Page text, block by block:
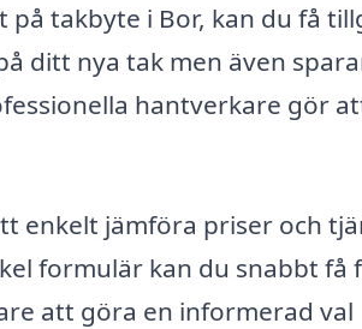
takbyte i Bor, kan du få
ditt nya tak men även
hantverkare gör
enkelt jämföra priser och
formulär kan du snabbt få
att göra en informerad val